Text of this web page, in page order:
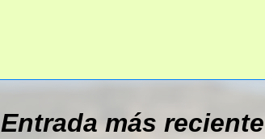
Entrada más reciente